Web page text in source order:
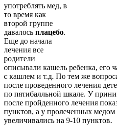
употреблять мед, в
то время как
второй группе
давалось плацебо.
Еще до начала
лечения все
родители
описывали кашель ребенка, его
с кашлем и т.д. По тем же
после проведенного лечения
по пятибалльной шкале. У
после пройденного лечения
пунктов, а у пролеченных медом
увеличивались на 9-10 пунктов.